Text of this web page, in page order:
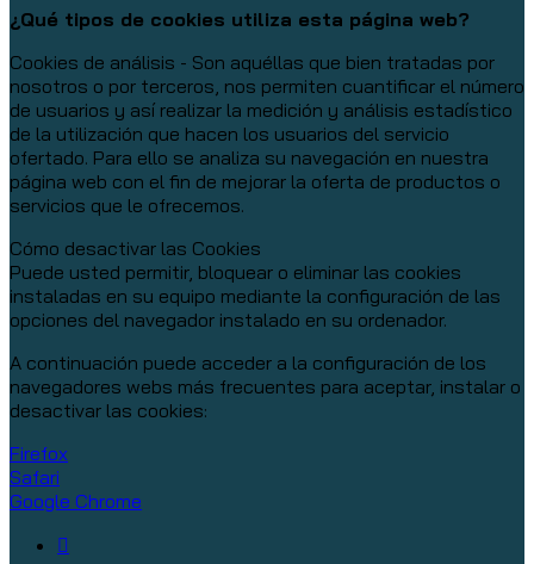
¿Qué tipos de cookies utiliza esta página web?
Cookies de análisis - Son aquéllas que bien tratadas por
nosotros o por terceros, nos permiten cuantificar el número
de usuarios y así realizar la medición y análisis estadístico
de la utilización que hacen los usuarios del servicio
ofertado. Para ello se analiza su navegación en nuestra
página web con el fin de mejorar la oferta de productos o
servicios que le ofrecemos.
Cómo desactivar las Cookies
Puede usted permitir, bloquear o eliminar las cookies
instaladas en su equipo mediante la configuración de las
opciones del navegador instalado en su ordenador.
A continuación puede acceder a la configuración de los
navegadores webs más frecuentes para aceptar, instalar o
desactivar las cookies:
Firefox
Safari
Google Chrome